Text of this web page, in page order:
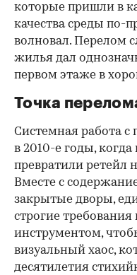
которые пришли в
качества среды по-
волновал. Перелом
жилья дал
первом этаже в
Точка
Системная работа
в 2010-е годы,
превратили ретейл
Вместе с
закрытые дворы,
строгие
инструментом,
визуальный хаос,
десятилетия